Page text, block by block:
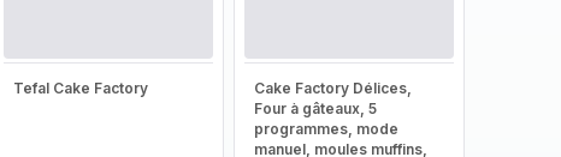
Tefal Cake Factory
Cake Factory Délices,
Four à gâteaux, 5
programmes, mode
manuel, moules muffins,